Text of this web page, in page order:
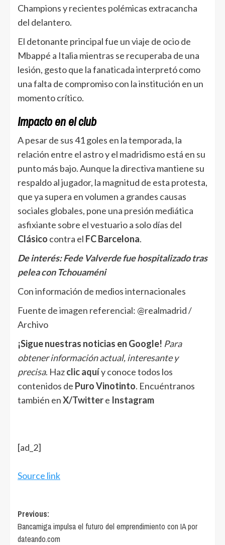
Champions y recientes polémicas extracancha
del delantero.
El detonante principal fue un viaje de ocio de
Mbappé a Italia mientras se recuperaba de una
lesión, gesto que la fanaticada interpretó como
una falta de compromiso con la institución en un
momento crítico.
Impacto en el club
A pesar de sus 41 goles en la temporada, la
relación entre el astro y el madridismo está en su
punto más bajo. Aunque la directiva mantiene su
respaldo al jugador, la magnitud de esta protesta,
que ya supera en volumen a grandes causas
sociales globales, pone una presión mediática
asfixiante sobre el vestuario a solo días del
Clásico contra el FC Barcelona.
De interés:Fede Valverde fue hospitalizado tras
pelea con Tchouaméni
Con información de medios internacionales
Fuente de imagen referencial: @realmadrid /
Archivo
¡Sigue nuestras noticias en Google! Para
obtener información actual, interesante y
precisa. Hazclic aquíy conoce todos los
contenidos de Puro Vinotinto. Encuéntranos
también enX/Twittere Instagram
[ad_2]
Source link
Post
navigation
Previous:
Bancamiga impulsa el futuro del emprendimiento con IA por
dateando.com